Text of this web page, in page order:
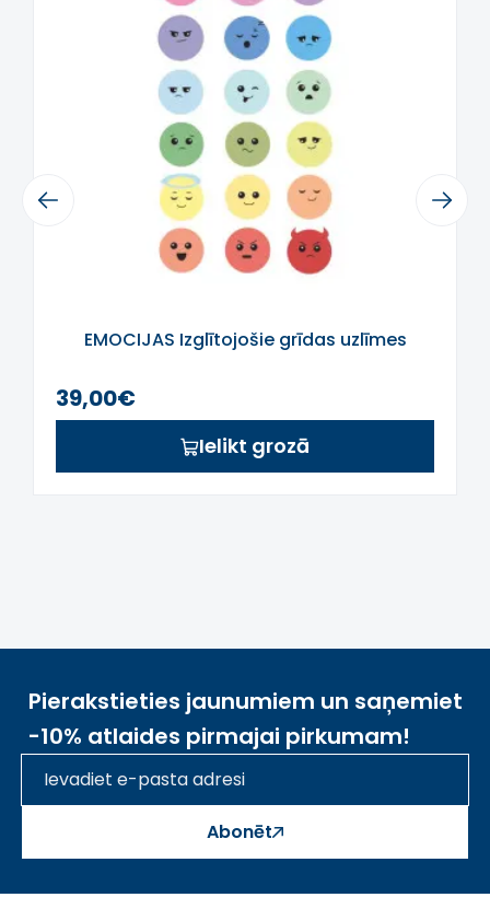
precizitāte.
Līmējumlapa ir izgatavota no augstas
kvalitātes matēta vinila, ļoti plāna, kas
nodrošina gleznu efektu uz sienas, bez
malām.
Ja jums nav piemērotu krāsu vai
izmēru, rakstiet mums uz
labas@sensorinisugdymas.lt
mēģināsim to pielāgot jūsu vēlmēm.
Previous
EMOCIJAS Izglītojošie grīdas uzlīmes
39,00€
Ielikt grozā
Next
Pierakstieties jaunumiem un saņemiet
-10% atlaides pirmajai pirkumam!
Abonēt